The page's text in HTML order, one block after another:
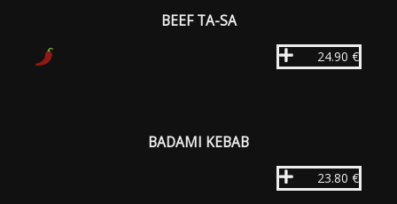
BEEF TA-SA
24.90 €
BADAMI KEBAB
23.80 €